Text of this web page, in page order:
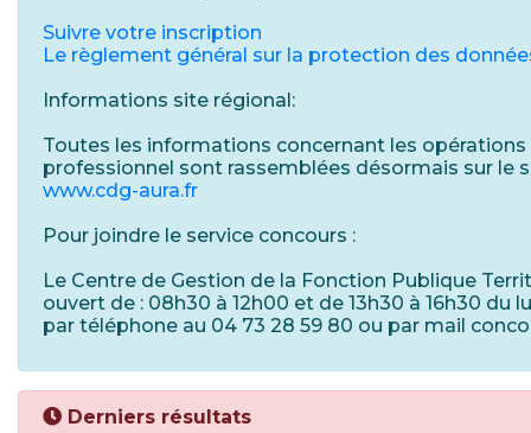
Suivre votre inscription
Le règlement général sur la protection des
Informations site régional:
Toutes les informations concernant les
professionnel sont rassemblées désormais sur le
www.cdg-aura.fr
Pour joindre le service concours :
Le Centre de Gestion de la Fonction Publique
ouvert de : 08h30 à 12h00 et de 13h30 à 16h30 du
par téléphone au 04 73 28 59 80 ou par mail
Derniers résultats